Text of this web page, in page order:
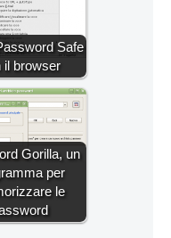
Safe
il browser
Gorilla, un
per
le